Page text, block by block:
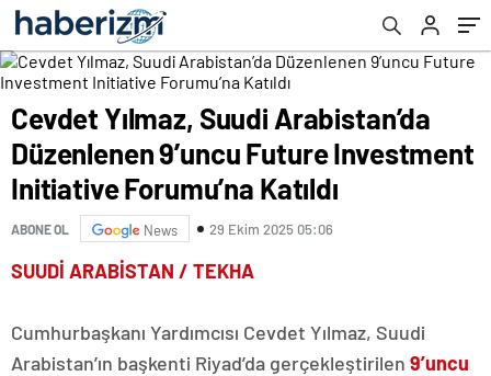
Initiative Forumu’na Katıldı
Cevdet Yılmaz, Suudi Arabistan’da
Düzenlenen 9’uncu Future Investment
Initiative Forumu’na Katıldı
ABONE OL News 29 Ekim 2025 05:06
SUUDİ ARABİSTAN / TEKHA
Cumhurbaşkanı Yardımcısı Cevdet Yılmaz, Suudi
Arabistan’ın başkenti Riyad’da gerçekleştirilen 9’uncu